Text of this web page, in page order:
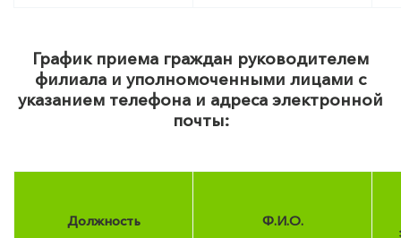
График приема граждан руководителем
филиала и уполномоченными лицами с
указанием телефона и адреса электронной
почты:
Должность Ф.И.О.